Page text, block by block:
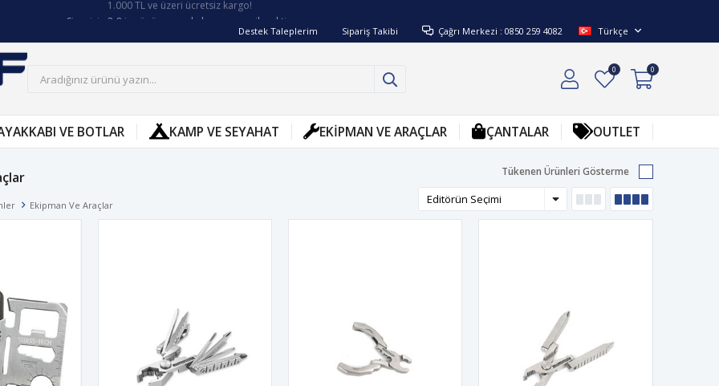
Siparişin 2-8 iş günü arasında kargoya verilecektir.
Destek Taleplerim Sipariş Takibi Çağrı Merkezi : 0850 259 4082 Türkçe
0 0
VE BOTLAR KAMP VE SEYAHAT EKIPMAN VE ARAÇLAR ÇANTALAR OUTLET
Ekipman Ve Araçlar
Tükenen Ürünleri Gösterme